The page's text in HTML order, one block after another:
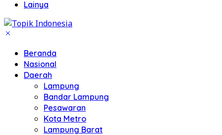
Lainya
Beranda
Nasional
Daerah
Lampung
Bandar Lampung
Pesawaran
Kota Metro
Lampung Barat